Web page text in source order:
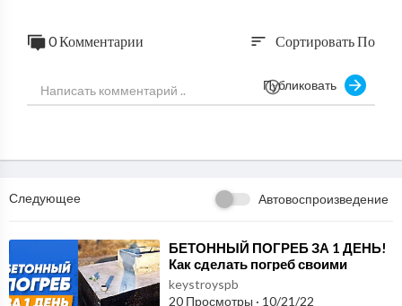
0 Комментарии sort Сортировать По
Публиковать
Следующее Автовоспроизведение
⁣БЕТОННЫЙ ПОГРЕБ ЗА 1 ДЕНЬ!
Как сделать погреб своими
руками?
keystroyspb
20 Просмотры · 10/21/22